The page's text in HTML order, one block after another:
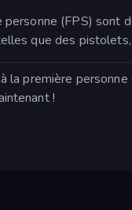
(FPS) sont
que des
la première
!